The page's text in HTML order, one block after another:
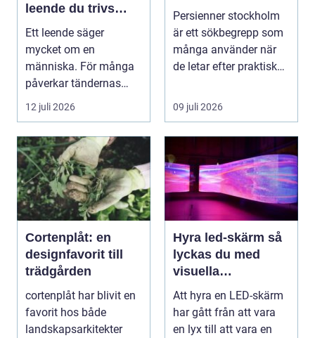
leende du trivs
med
Ett leende säger
mycket om en
människa. För många
påverkar tändernas
utseende både
självförtroendet ...
12 juli 2026
Persienner stockholm
är ett sökbegrepp som
många använder när
de letar efter praktiska
09 juli 2026
Cortenplåt: en
designfavorit till
trädgården
cortenplåt har blivit en
favorit hos både
landskapsarkitekter
Hyra led-skärm så
lyckas du med
visuella
upplevelser på
event
Att hyra en LED-skärm
har gått från att vara
en lyx till att vara en